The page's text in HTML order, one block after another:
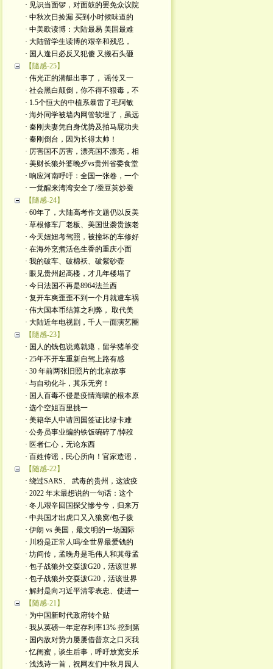
· 见识当面锣，对面鼓的罢免众议院
· 中秋次日捡漏 买到小时候味道的
· 中美欧读博：大陆最易 美国最难
· 大陆留学生读博的艰辛和残忍，
· 国人逢日必反又犯傻 又搬石头砸
【隨感-25】
· 伟光正的潜艇出事了， 谣传又一
· 社会黑白颠倒，你不得不狠毒，不
· 1.5个恒大的中植系暴雷了毛阿敏
· 海外同学被墙内网管软埋了，虽远
· 秦刚夫妻凭自身优势及拍马屁功夫
· 秦刚倒台，因为长得太帅！
· 厉害国不厉害，漂亮国不漂亮，相
· 美财长狼外婆晚歺vs贵州省委食堂
· 响应河南呼吁：全国一张卷，一个
· 一觉醒来湾湾安全了/蚕豆荚炒蚕
【隨感-24】
· 60年了，大陆高考作文题仍以反美
· 草根修车厂老板、美国世袭贵族老
· 今天妞妞考驾照，被撞坏的车修好
· 在海外烹煮活色生香的重庆小面
· 我的破车、破棉袄、破紫砂壶
· 眼见贵州起高楼，才几年楼塌了
· 今日法国不再是8964法兰西
· 复开车爽歪歪不到一个月就遭车祸
· 伟大国本币结算之利弊， 取代美
· 大陆近年电视剧，千人一面演艺圈
【隨感-23】
· 国人的钱包说瘪就瘪，留学猪羊变
· 25年不开车重新自驾上路有感
· 30 年前两张旧照片的北京故事
· 与自动化斗，其乐无穷！
· 国人百毒不侵是疫情海啸的根本原
· 选个空姐百里挑一
· 美籍华人申请回国签证比绿卡难
· 公务员事业编的铁饭碗碎了/悼歿
· 医者仁心，无论东西
· 百姓传谣，民心所向！官家造谣，
【随感-22】
· 绕过SARS、 武毒的贵州，这波疫
· 2022 年末最想说的一句话：这个
· 冬儿艰辛回国探父慘兮兮，归来万
· 中共国才出虎口又入狼窝/包子拨
· 伊朗 vs 美国，最文明的一场国际
· 川粉是正常人吗/全世界最爱钱的
· 坊间传，孟晚舟是毛伟人和其母孟
· 包子战狼外交耍泼G20，活该世界
· 包子战狼外交耍泼G20，活该世界
· 解封是向习近平清零表忠、使进一
【随感-21】
· 为中国新时代政府转个贴
· 我从英磅一年定存利率13% 挖到第
· 国内敌对势力屡屡借普京之口灭我
· 忆闺蜜，谈生后事，呼吁放宽安乐
· 浅浅诗一首，祝网友们中秋月园人